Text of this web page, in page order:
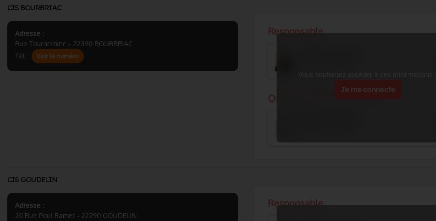
CIS BOURBRIAC
Adresse :
Rue Tournemine - 22390 BOURBRIAC
Tél. :
Voir le numéro
Vous souhaitez accéder à ces informations
Je me connecte
CIS GOUDELIN
Adresse :
20 Rue Poul Ramet - 22290 GOUDELIN